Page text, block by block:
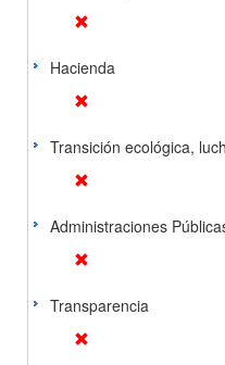
Hacienda
Transición ecológica,
Administraciones
Transparencia